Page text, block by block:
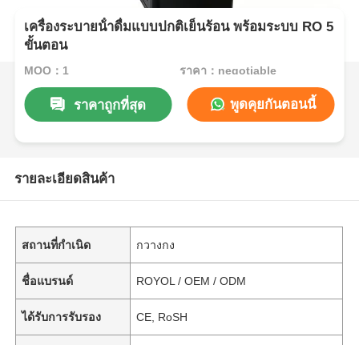
เครื่องระบายน้ําดื่มแบบปกติเย็นร้อน พร้อมระบบ RO 5
ขั้นตอน
MOQ：1 ราคา：negotiable
ราคาถูกที่สุด พูดคุยกันตอนนี้
รายละเอียดสินค้า
สถานที่กำเนิด กวางกง
ชื่อแบรนด์ ROYOL / OEM / ODM
ได้รับการรับรอง CE, RoSH